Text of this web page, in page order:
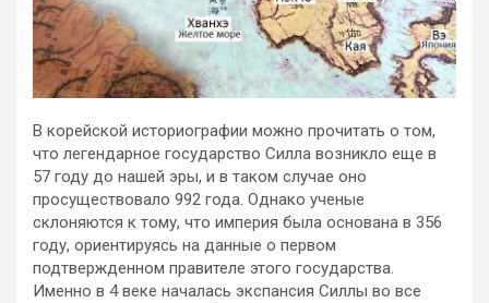
В корейской историографии можно прочитать о том,
что легендарное государство Силла возникло еще в
57 году до нашей эры, и в таком случае оно
просуществовало 992 года. Однако ученые
склоняются к тому, что империя была основана в 356
году, ориентируясь на данные о первом
подтвержденном правителе этого государства.
Именно в 4 веке началась экспансия Силлы во все